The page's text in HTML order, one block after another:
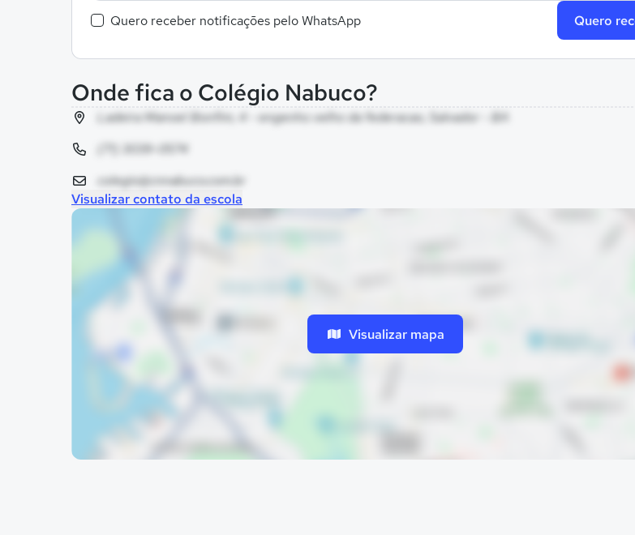
Quero receber notificações pelo WhatsApp Quero
Onde fica o Colégio Nabuco?
Ladeira Manoel Bonfim, 4 - engenho velho da federacao, Salvador - BA
(71) 3039-0574
colegio@cnnabuco.com.br
Visualizar contato da escola
Visualizar mapa